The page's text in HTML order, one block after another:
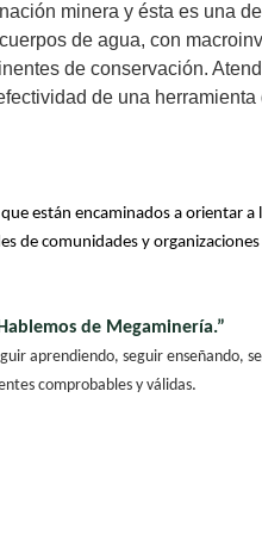
minera y ésta es una
de agua, con
de conservación.
de una
están encaminados a orientar a
de comunidades y
de Megaminería.”
aprendiendo, seguir enseñando,
comprobables y válidas.